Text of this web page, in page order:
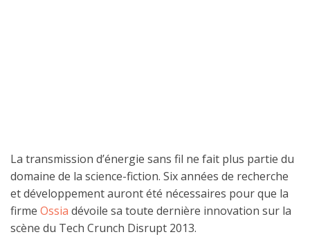
La transmission d’énergie sans fil ne fait plus partie du
domaine de la science-fiction. Six années de recherche
et développement auront été nécessaires pour que la
firme Ossia dévoile sa toute dernière innovation sur la
scène du Tech Crunch Disrupt 2013.